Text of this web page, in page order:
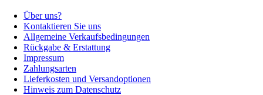
Über uns?
Kontaktieren Sie uns
Allgemeine Verkaufsbedingungen
Rückgabe & Erstattung
Impressum
Zahlungsarten
Lieferkosten und Versandoptionen
Hinweis zum Datenschutz